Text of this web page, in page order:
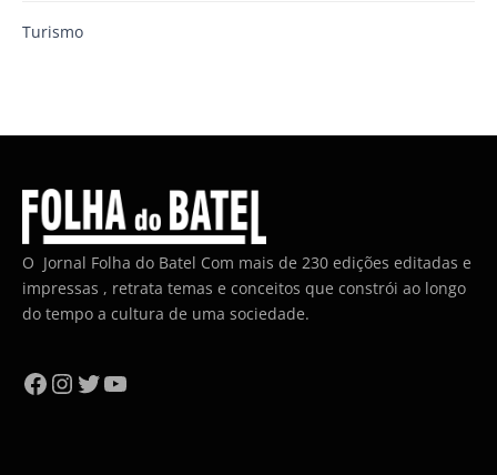
Turismo
O Jornal Folha do Batel Com mais de 230 edições editadas e
impressas , retrata temas e conceitos que constrói ao longo
do tempo a cultura de uma sociedade.
Facebook
Instagram
Twitter
YouTube